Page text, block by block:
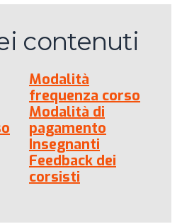
contenuti
Modalità
frequenza corso
Modalità di
pagamento
Insegnanti
Feedback dei
corsisti